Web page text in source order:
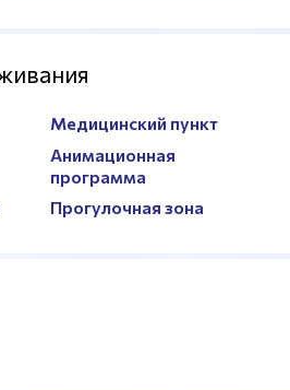
Есть
Медицинский пункт
Анимационная
программа
Прогулочная зона